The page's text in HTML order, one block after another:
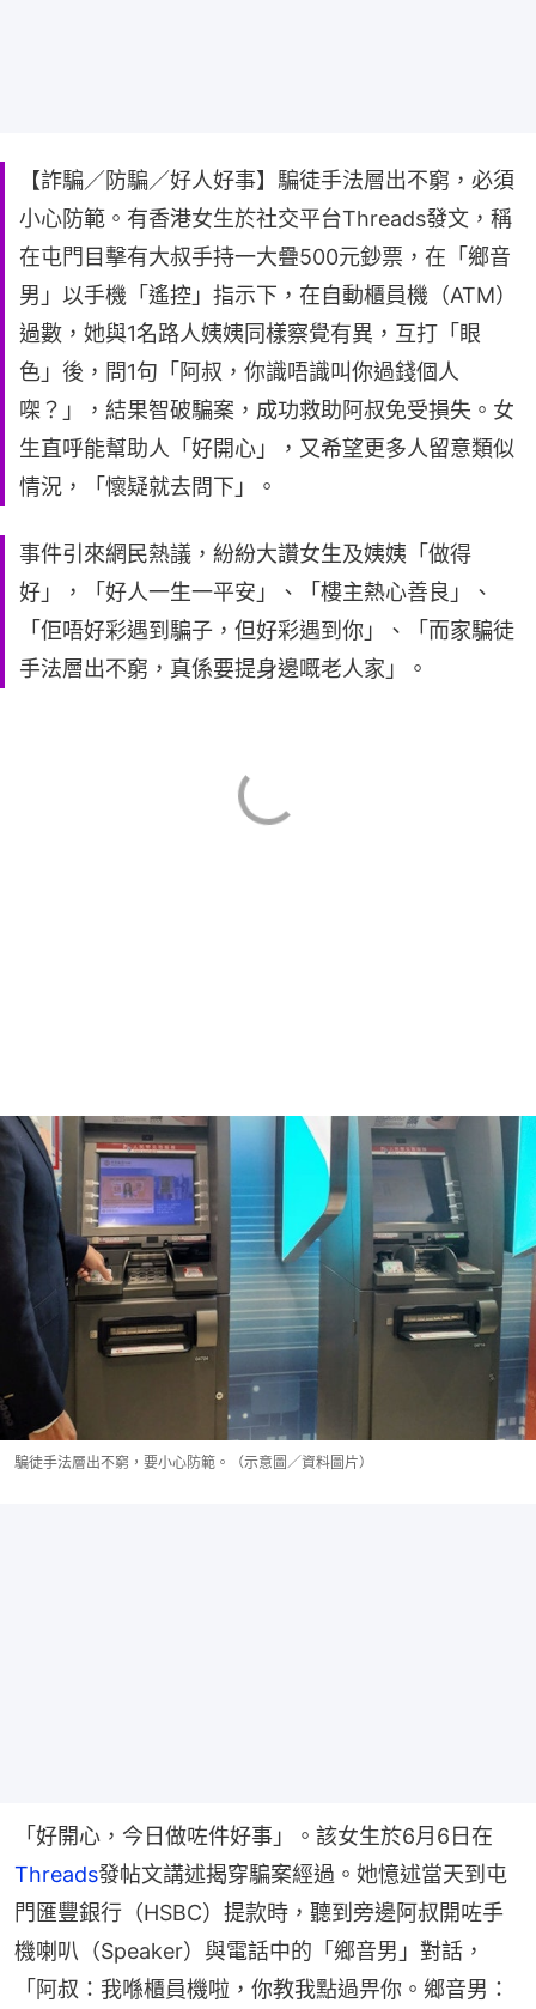
【詐騙／防騙／好人好事】騙徒手法層出不窮，必須
小心防範。有香港女生於社交平台Threads發文，稱
在屯門目擊有大叔手持一大疊500元鈔票，在「鄉音
男」以手機「遙控」指示下，在自動櫃員機（ATM）
過數，她與1名路人姨姨同樣察覺有異，互打「眼
色」後，問1句「阿叔，你識唔識叫你過錢個人
㗎？」，結果智破騙案，成功救助阿叔免受損失。女
生直呼能幫助人「好開心」，又希望更多人留意類似
情況，「懷疑就去問下」。
事件引來網民熱議，紛紛大讚女生及姨姨「做得
好」，「好人一生一平安」、「樓主熱心善良」、
「佢唔好彩遇到騙子，但好彩遇到你」、「而家騙徒
手法層出不窮，真係要提身邊嘅老人家」。
騙徒手法層出不窮，要小心防範。（示意圖／資料圖片）
「好開心，今日做咗件好事」。該女生於6月6日在
Threads發帖文講述揭穿騙案經過。她憶述當天到屯
門匯豐銀行（HSBC）提款時，聽到旁邊阿叔開咗手
機喇叭（Speaker）與電話中的「鄉音男」對話，
「阿叔：我喺櫃員機啦，你教我點過畀你。鄉音男：